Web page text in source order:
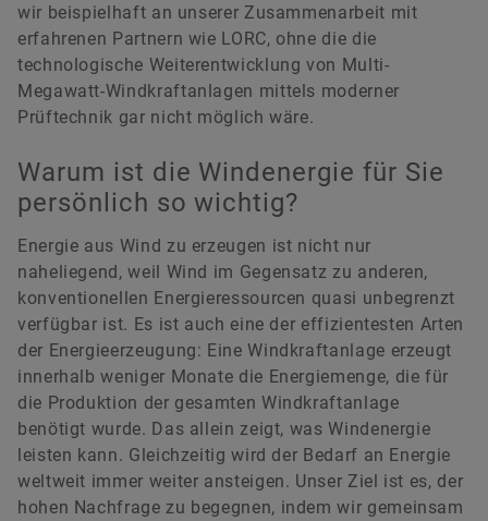
wir beispielhaft an unserer Zusammenarbeit mit
erfahrenen Partnern wie LORC, ohne die die
technologische Weiterentwicklung von Multi-
Megawatt-Windkraftanlagen mittels moderner
Prüftechnik gar nicht möglich wäre.
Warum ist die Windenergie für Sie
persönlich so wichtig?
Energie aus Wind zu erzeugen ist nicht nur
naheliegend, weil Wind im Gegensatz zu anderen,
konventionellen Energieressourcen quasi unbegrenzt
verfügbar ist. Es ist auch eine der effizientesten Arten
der Energieerzeugung: Eine Windkraftanlage erzeugt
innerhalb weniger Monate die Energiemenge, die für
die Produktion der gesamten Windkraftanlage
benötigt wurde. Das allein zeigt, was Windenergie
leisten kann. Gleichzeitig wird der Bedarf an Energie
weltweit immer weiter ansteigen. Unser Ziel ist es, der
hohen Nachfrage zu begegnen, indem wir gemeinsam